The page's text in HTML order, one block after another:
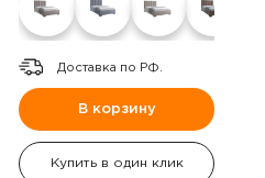
Доставка по РФ.
В корзину
Купить в один клик